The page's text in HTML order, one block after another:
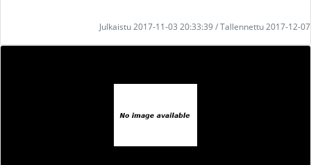
Julkaistu 2017-11-03 20:33:39 / Tallennettu 2017-12-07